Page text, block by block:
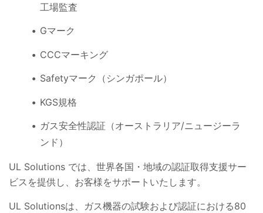
工場監査
Gマーク
CCCマーキング
Safetyマーク（シンガポール）
KGS規格
ガス安全性認証（オーストラリア/ニュージーラ
ンド）
UL Solutions では、世界各国・地域の認証取得支援サー
ビスを提供し、お客様をサポートいたします。
UL Solutionsは、ガス機器の試験および認証における80